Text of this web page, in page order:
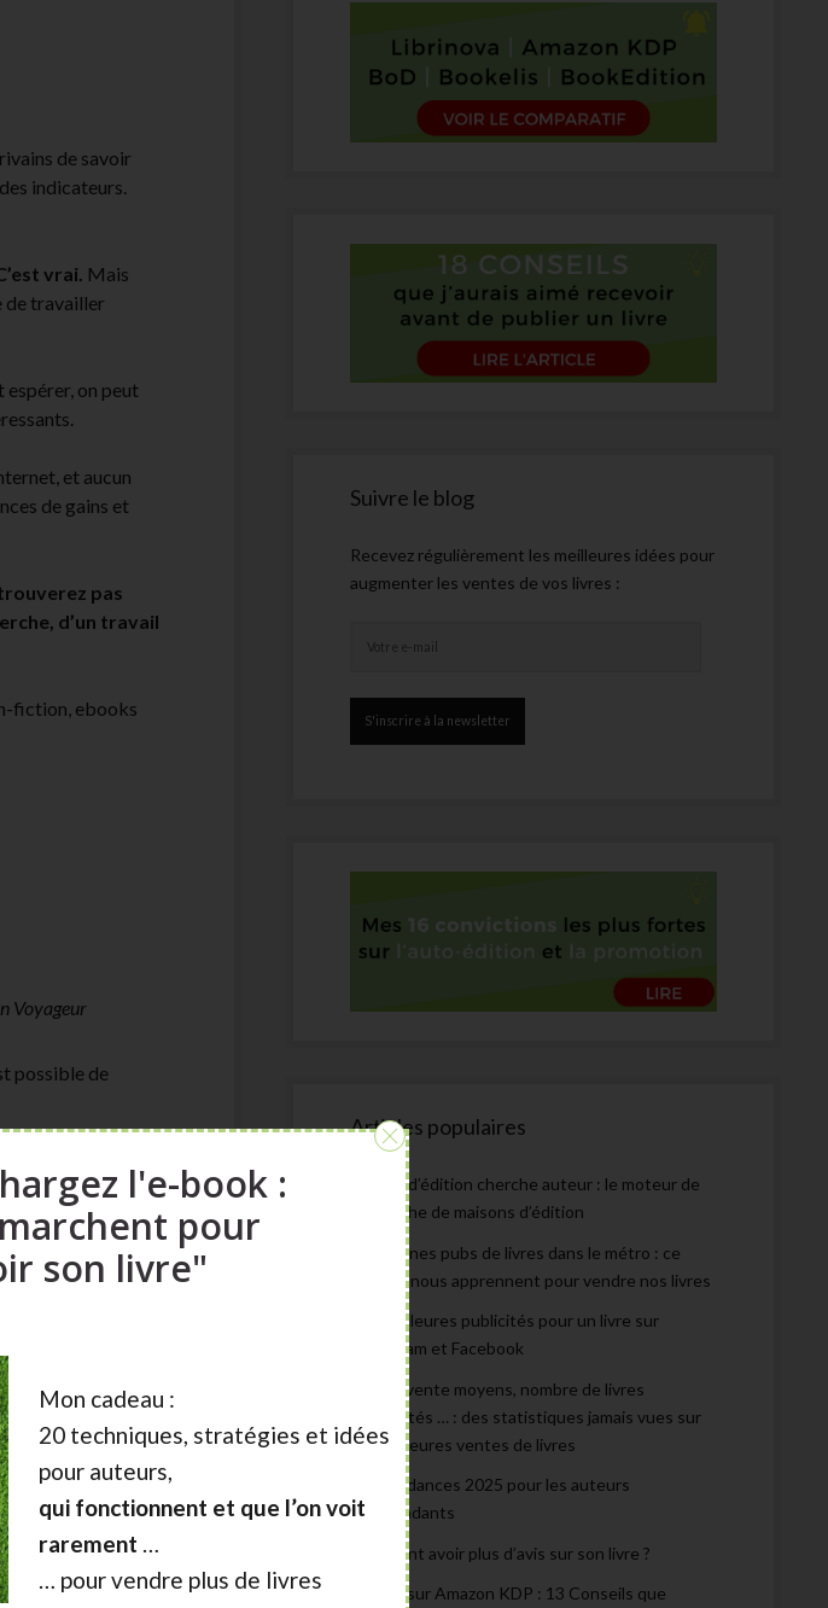
de savoir
indicateurs.
vrai. Mais
de travailler
espérer, on peut
et aucun
de gains et
pas
d’un travail
fiction, ebooks
Voyageur
possible de
seulement les
Suivre le blog
Recevez régulièrement les meilleures idées pour
augmenter les ventes de vos livres :
Articles populaires
Maison d’édition cherche auteur : le moteur de
recherche de maisons d’édition
Les bonnes pubs de livres dans le métro : ce
qu’elles nous apprennent pour vendre nos livres
Les meilleures publicités pour un livre sur
Instagram et Facebook
Prix de vente moyens, nombre de livres
autoédités … : des statistiques jamais vues sur
les meilleures ventes de livres
Les tendances 2025 pour les auteurs
indépendants
Comment avoir plus d’avis sur son livre ?
Publier sur Amazon KDP : 13 Conseils que
l'e-book :
pour
son livre"
Mon cadeau :
20 techniques, stratégies et idées
pour auteurs,
qui fonctionnent et que l’on voit
rarement …
… pour vendre plus de livres